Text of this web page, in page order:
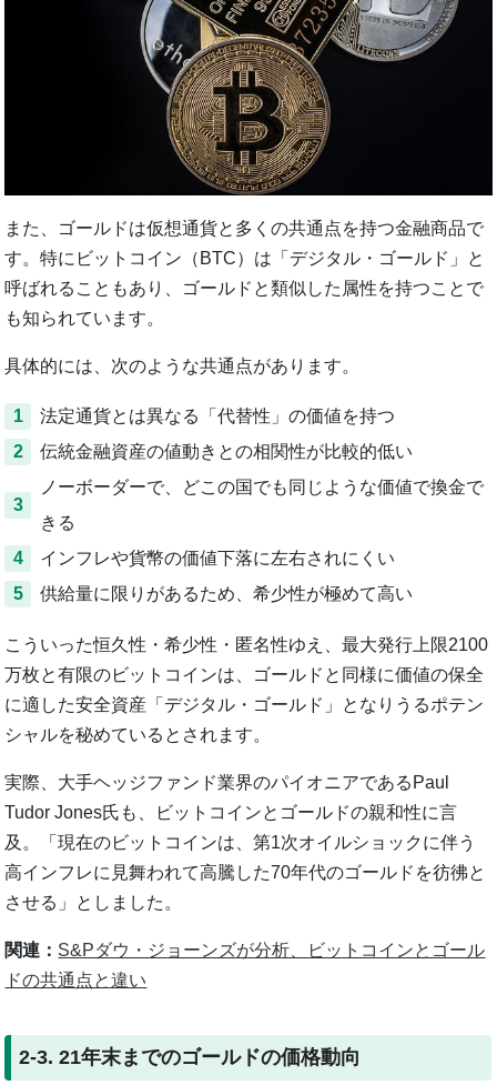
また、ゴールドは仮想通貨と多くの共通点を持つ金融商品で
す。特にビットコイン（BTC）は「デジタル・ゴールド」と
呼ばれることもあり、ゴールドと類似した属性を持つことで
も知られています。
具体的には、次のような共通点があります。
1
法定通貨とは異なる「代替性」の価値を持つ
2
伝統金融資産の値動きとの相関性が比較的低い
3
ノーボーダーで、どこの国でも同じような価値で換金で
きる
4
インフレや貨幣の価値下落に左右されにくい
5
供給量に限りがあるため、希少性が極めて高い
こういった恒久性・希少性・匿名性ゆえ、最大発行上限2100
万枚と有限のビットコインは、ゴールドと同様に価値の保全
に適した安全資産「デジタル・ゴールド」となりうるポテン
シャルを秘めているとされます。
実際、大手ヘッジファンド業界のパイオニアであるPaul
Tudor Jones氏も、ビットコインとゴールドの親和性に言
及。「現在のビットコインは、第1次オイルショックに伴う
高インフレに見舞われて高騰した70年代のゴールドを彷彿と
させる」としました。
関連： S&Pダウ・ジョーンズが分析、ビットコインとゴール
ドの共通点と違い
2-3. 21年末までのゴールドの価格動向